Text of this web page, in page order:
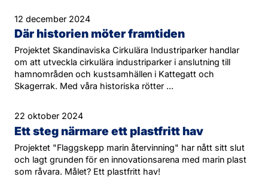
12 december 2024
Där historien möter framtiden
Projektet Skandinaviska Cirkulära Industriparker handlar
om att utveckla cirkulära industriparker i anslutning till
hamnområden och kustsamhällen i Kattegatt och
Skagerrak. Med våra historiska rötter ...
22 oktober 2024
Ett steg närmare ett plastfritt hav
Projektet "Flaggskepp marin återvinning" har nått sitt slut
och lagt grunden för en innovationsarena med marin plast
som råvara. Målet? Ett plastfritt hav!